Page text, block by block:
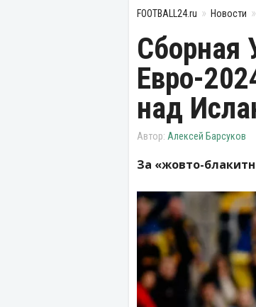
FOOTBALL24.ru Новости
Сборная
Евро-
над
Алексей Барсуков
За «жовто-